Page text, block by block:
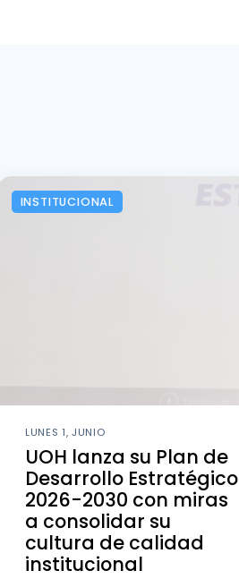
INSTITUCIONAL
LUNES 1, JUNIO
UOH lanza su Plan de
Desarrollo Estratégico
2026-2030 con miras
a consolidar su
cultura de calidad
institucional